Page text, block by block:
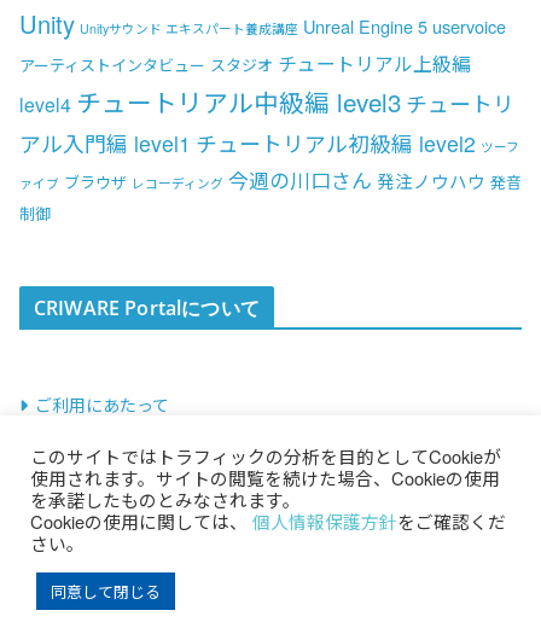
Unity Unityサウンド エキスパート養成講座 Unreal Engine 5 uservoice
アーティストインタビュー スタジオ チュートリアル上級編
level4 チュートリアル中級編 level3 チュートリ
アル入門編 level1 チュートリアル初級編 level2 ツーフ
ァイブ ブラウザ レコーディング 今週の川口さん 発注ノウハウ 発音
制御
CRIWARE Portalについて
ご利用にあたって
Copyright © 2026 CRIWARE Portal All Rights Reserved.
このサイトではトラフィックの分析を目的としてCookieが
使用されます。サイトの閲覧を続けた場合、Cookieの使用
を承諾したものとみなされます。
Cookieの使用に関しては、 個人情報保護方針をご確認くだ
さい。
同意して閉じる